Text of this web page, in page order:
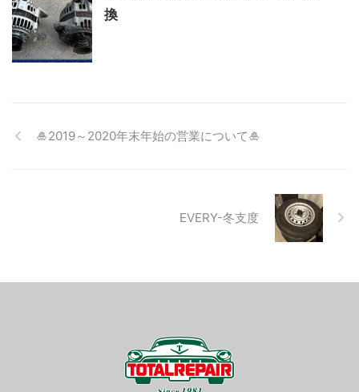
換
🎍2019～2020年末年始の営業について🎍
EVERY-冬支度